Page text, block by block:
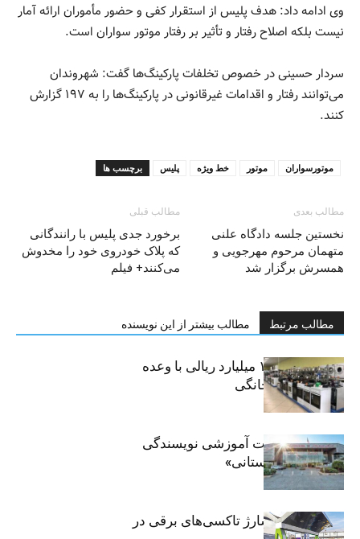
وی ادامه داد: هدف پلیس از استقرار کفی و حضور مأموران ارائه آمار
نیست بلکه اصلاح رفتار و تأثیر بر رفتار موتور سواران است.
سردار حسینی در خصوص تخلفات پارکینگ‌ها گفت: شهروندان
می‌توانند رفتار و اقدامات غیرقانونی در پارکینگ‌ها را به ۱۹۷ گزارش
کنند.
برچسب ها پلیس خط ویژه موتور موتورسواران
مطالب قبلی
برخورد جدی پلیس با رانندگانی
که پلاک خودروی خود را مخدوش
می‌کنند+ فیلم
مطالب بعدی
نخستین جلسه دادگاه علنی
متهمان مرحوم مهرجویی و
همسرش برگزار شد
مطالب مرتبط مطالب بیشتر از این نویسنده
کلاهبرداری ۱۰۰ میلیارد ریالی با وعده
فروش لوازم خانگی
برگزاری جلسات آموزشی نویسندگی
«زندگی‌نامه داستانی»
توسعه شبکه شارژ تاکسی‌های برقی در